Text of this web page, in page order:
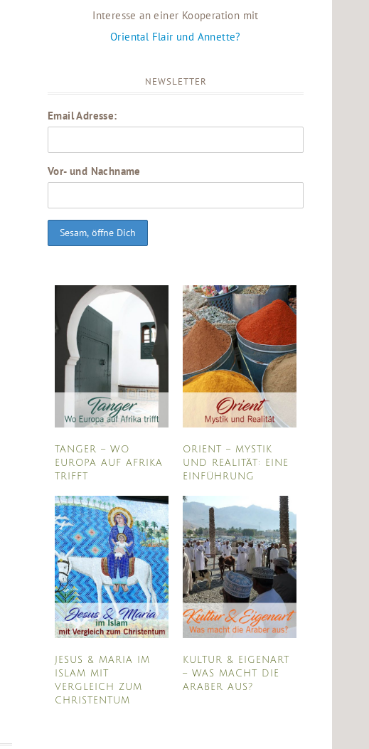
Interesse an einer Kooperation mit
Oriental Flair und Annette?
NEWSLETTER
Email Adresse:
Vor- und Nachname
TANGER – WO
EUROPA AUF AFRIKA
TRIFFT
JESUS & MARIA IM
ISLAM MIT
VERGLEICH ZUM
CHRISTENTUM
ORIENT – MYSTIK
UND REALITÄT: EINE
EINFÜHRUNG
KULTUR & EIGENART
– WAS MACHT DIE
ARABER AUS?